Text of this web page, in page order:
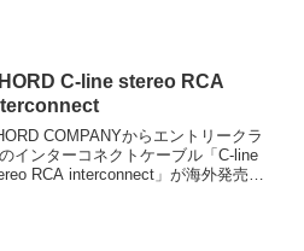
C-line stereo RCA
COMPANYからエントリークラ
インターコネクトケーブル「C-line
RCA interconnect」が海外発売さ